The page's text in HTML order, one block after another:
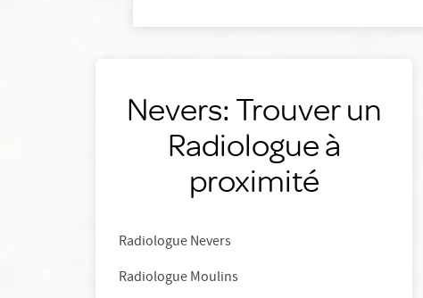
Nevers: Trouver un
Radiologue à
proximité
Radiologue Nevers
Radiologue Moulins